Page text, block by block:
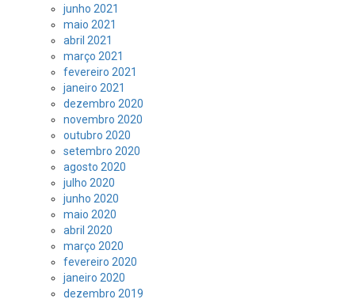
junho 2021
maio 2021
abril 2021
março 2021
fevereiro 2021
janeiro 2021
dezembro 2020
novembro 2020
outubro 2020
setembro 2020
agosto 2020
julho 2020
junho 2020
maio 2020
abril 2020
março 2020
fevereiro 2020
janeiro 2020
dezembro 2019